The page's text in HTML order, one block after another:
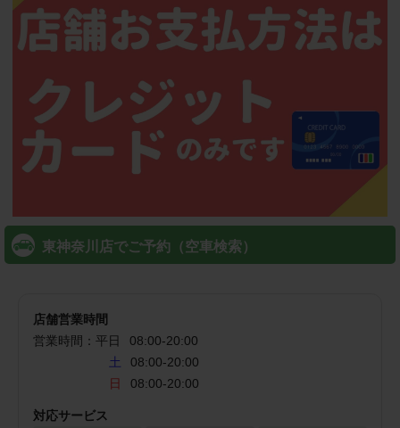
東神奈川店でご予約（空車検索）
店舗営業時間
営業時間： 平日 08:00-20:00
土
08:00-20:00
日
08:00-20:00
対応サービス